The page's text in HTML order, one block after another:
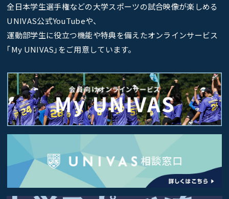
全日本学生選手権などの大学スポーツの試合映像が楽しめる
UNIVAS公式YouTubeや、
運動部学生に役立つ機能や特典を備えたオンラインサービス
｢My UNIVAS｣をご用意しています。